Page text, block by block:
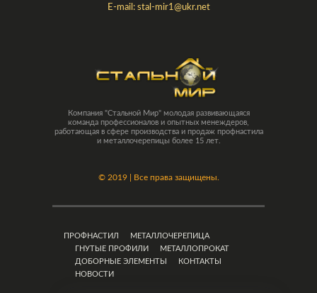
E-mail: stal-mir1@ukr.net
Компания "Стальной Мир" молодая развивающаяся
команда профессионалов и опытных менеждеров,
работающая в сфере производства и продаж профнастила
и металлочерепицы более 15 лет.
© 2019 | Все права защищены.
ПРОФНАСТИЛ
МЕТАЛЛОЧЕРЕПИЦА
ГНУТЫЕ ПРОФИЛИ
МЕТАЛЛОПРОКАТ
ДОБОРНЫЕ ЭЛЕМЕНТЫ
КОНТАКТЫ
НОВОСТИ